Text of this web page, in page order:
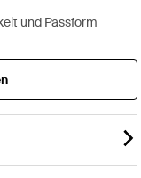
und Passform